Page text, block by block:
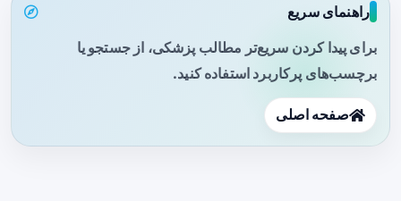
راهنمای سریع
برای پیدا کردن سریع‌تر مطالب پزشکی، از جستجو یا
برچسب‌های پرکاربرد استفاده کنید.
صفحه اصلی